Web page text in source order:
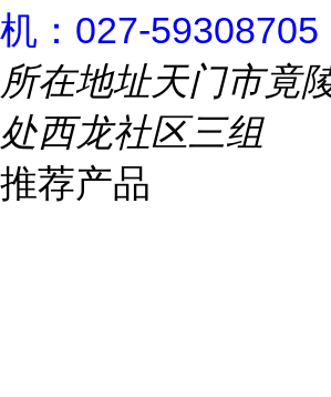
机：027-59308705
所在地址天门市竟
处西龙社区三组
推荐产品